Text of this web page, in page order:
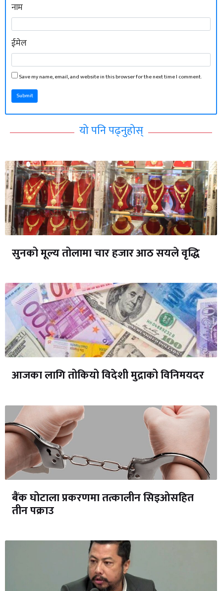
नाम
ईमेल
Save my name, email, and website in this browser for the next time I comment.
Submit
यो पनि पढ्नुहोस्
सुनको मूल्य तोलामा चार हजार आठ सयले वृद्धि
आजका लागि तोकियो विदेशी मुद्राको विनिमयदर
बैंक घोटाला प्रकरणमा तत्कालीन सिइओसहित
तीन पक्राउ